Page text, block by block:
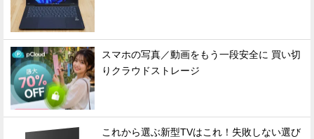
スマホの写真／動画をもう一段安全に 買い切
りクラウドストレージ
これから選ぶ新型TVはこれ！失敗しない選び